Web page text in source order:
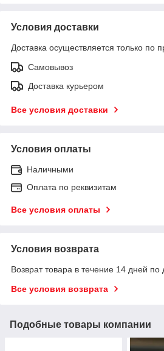
Условия доставки
Доставка осуществляется только по
Самовывоз
Доставка курьером
Все условия доставки
Условия оплаты
Наличными
Оплата по реквизитам
Все условия оплаты
Условия возврата
Возврат товара в течение 14 дней по
Все условия возврата
Подобные товары компании